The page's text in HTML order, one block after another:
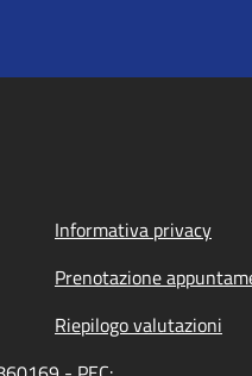
Informativa privacy
Prenotazione
Riepilogo valutazioni